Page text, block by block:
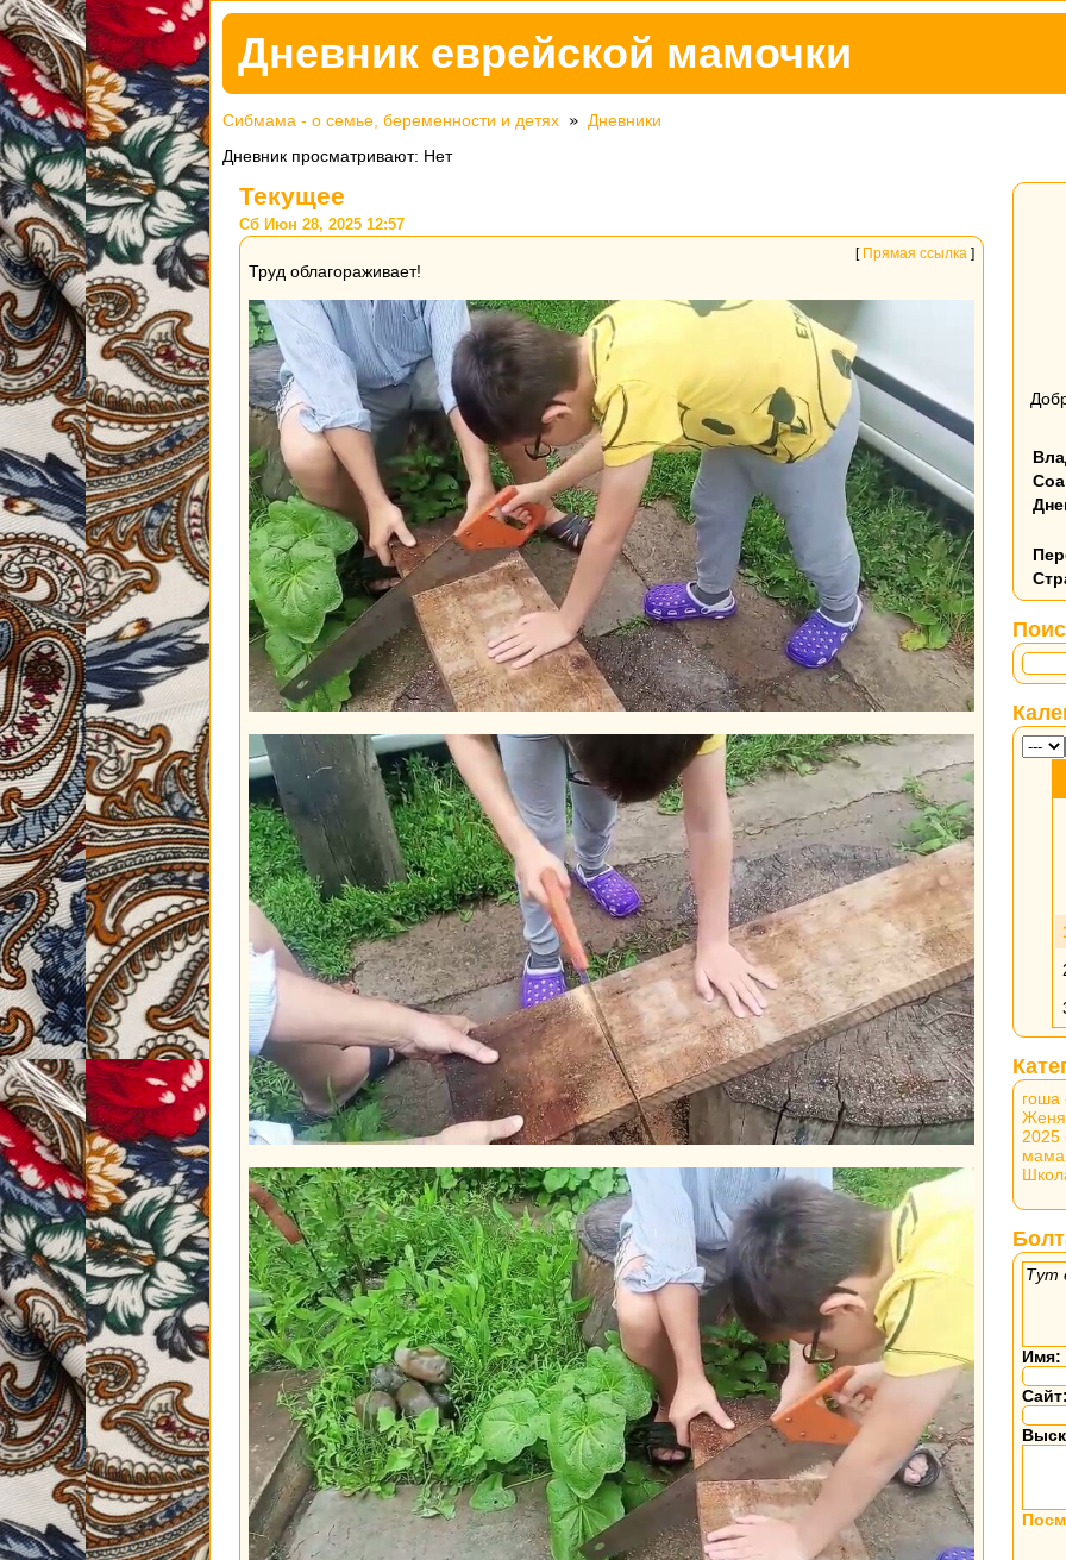
Дневник еврейской мамочки
Сибмама - о семье, беременности и детях » Дневники
Дневник просматривают: Нет
Текущее
Сб Июн 28, 2025 12:57
[ Прямая ссылка ]
Труд облагораживает!
гоша
Женя
2025
мама
Тут
Имя: